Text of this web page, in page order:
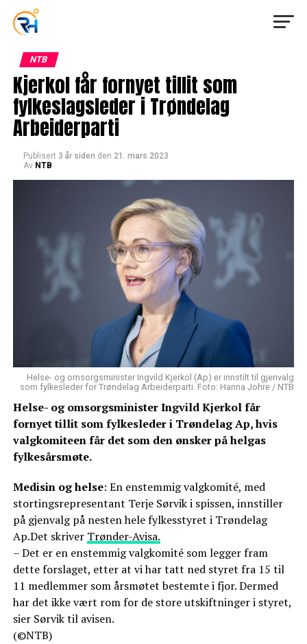
NTB
Kjerkol får fornyet tillit som
fylkeslagsleder i Trøndelag
Arbeiderparti
Publisert 3 år siden den 21. mars 2023
Av NTB
Helse- og omsorgsminister Ingvild Kjerkol (Ap) er innstilt til gjenvalg
som fylkesleder for Trøndelag Arbeiderparti. Foto: Hanna Johre / NTB
Helse- og omsorgsminister Ingvild Kjerkol får
fornyet tillit som fylkesleder i Trøndelag Ap, hvis
valgkomiteen får det som den ønsker på helgas
fylkesårsmøte.
Medisin og helse: En enstemmig valgkomité, med
stortingsrepresentant Terje Sørvik i spissen, innstiller
på gjenvalg på nesten hele fylkesstyret i Trøndelag
Ap.Det skriver Trønder-Avisa.
– Det er en enstemmig valgkomité som legger fram
dette forslaget, etter at vi har tatt ned styret fra 15 til
11 medlemmer som årsmøtet bestemte i fjor. Dermed
har det ikke vært rom for de store utskiftninger i styret,
sier Sørvik til avisen.
(©NTB)